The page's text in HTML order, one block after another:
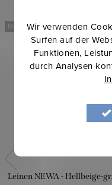
Wir verwenden
Surfen auf der
Funktionen,
durch Analysen
Mehr für weniger
Leinen NEWA - Hellbeige-